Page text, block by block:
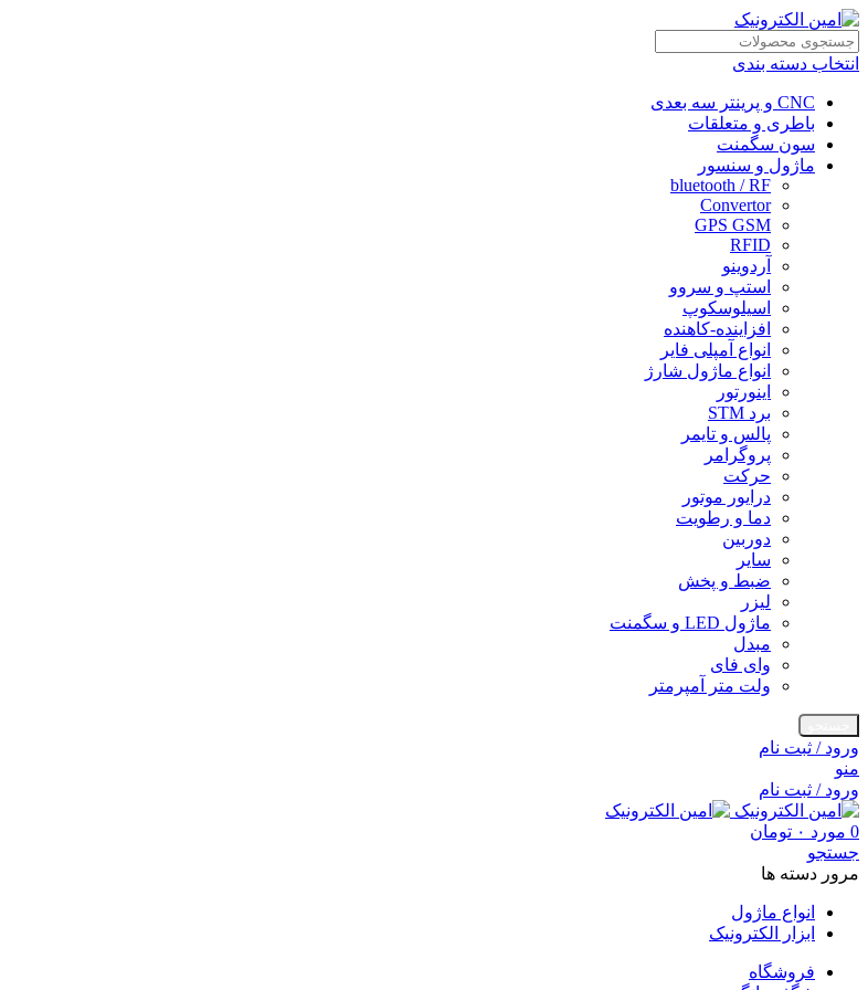
انتخاب دسته بندی
CNC و پرینتر سه بعدی
باطری و متعلقات
سون سگمنت
ماژول و سنسور
bluetooth / RF
Convertor
GPS GSM
RFID
آردوینو
استپ و سروو
اسیلوسکوپ
افزاینده-کاهنده
انواع آمپلی فایر
انواع ماژول شارژ
اینورتور
برد STM
پالس و تایمر
پروگرامر
حرکت
درایور موتور
دما و رطویت
دوربین
سایر
ضبط و پخش
لیزر
ماژول LED و سگمنت
مبدل
وای فای
ولت متر آمپرمتر
ورود / ثبت نام
منو
ورود / ثبت نام
0 مورد ۰ تومان
جستجو
مرور دسته ها
انواع ماژول
ابزار الکترونیک
فروشگاه